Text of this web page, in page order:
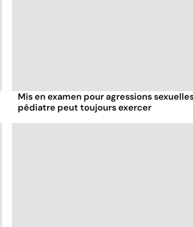
Mis en examen pour agressions
pédiatre peut toujours exercer